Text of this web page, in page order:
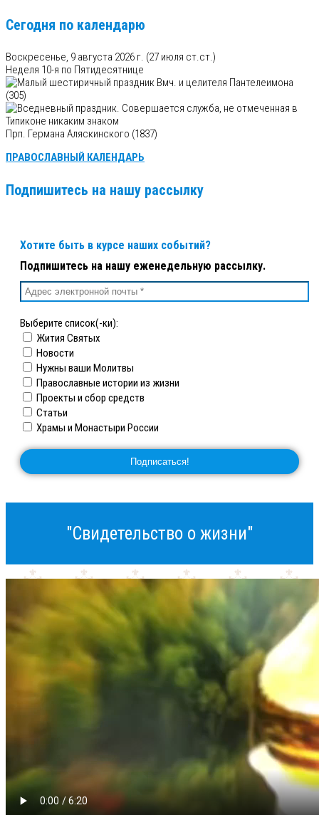
Сегодня по календарю
Воскресенье, 9 августа 2026 г. (27 июля ст.ст.)
Неделя 10-я по Пятидесятнице
Вмч. и целителя Пантелеимона
(305)
Прп. Германа Аляскинского (1837)
ПРАВОСЛАВНЫЙ КАЛЕНДАРЬ
Подпишитесь на нашу рассылку
Хотите быть в курсе наших событий?
Подпишитесь на нашу еженедельную рассылку.
Выберите список(-ки):
Жития Святых
Новости
Нужны ваши Молитвы
Православные истории из жизни
Проекты и сбор средств
Статьи
Храмы и Монастыри России
"Свидетельство о жизни"